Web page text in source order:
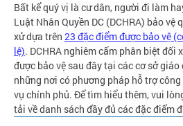
Bất kể quý vị là cư dân, người đi làm
Luật Nhân Quyền DC (DCHRA) bảo
xử dựa trên 23 đặc điểm được bảo vệ
lệ). DCHRA nghiêm cấm phân biệt đối
được bảo vệ sau đây tại các cơ sở giáo
những nơi có phương pháp hỗ trợ
vụ chính phủ. Để tìm hiểu thêm, vui
tải về danh sách đầy đủ các đặc điểm